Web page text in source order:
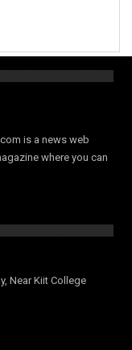
is a news web
where you can
Near Kiit College